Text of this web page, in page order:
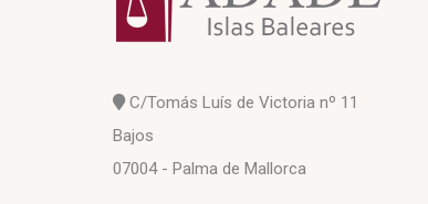
C/Tomás Luís de Victoria nº 11
Bajos
07004 - Palma de Mallorca